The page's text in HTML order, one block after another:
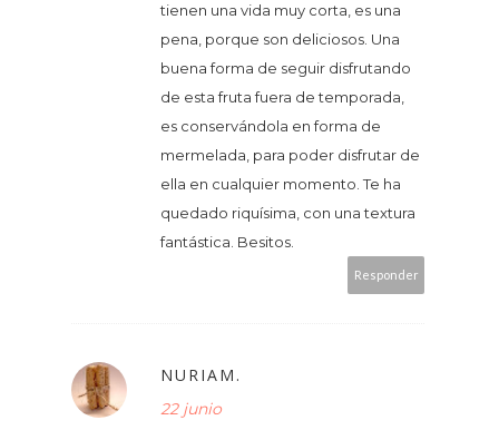
tienen una vida muy corta, es una
pena, porque son deliciosos. Una
buena forma de seguir disfrutando
de esta fruta fuera de temporada,
es conservándola en forma de
mermelada, para poder disfrutar de
ella en cualquier momento. Te ha
quedado riquísima, con una textura
fantástica. Besitos.
Responder
NURIAM.
22 junio